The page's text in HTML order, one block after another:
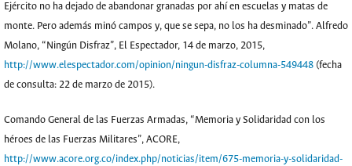
Ejército no ha dejado de abandonar granadas por ahí en escuelas y matas de
monte. Pero además minó campos y, que se sepa, no los ha desminado”. Alfredo
Molano, “Ningún Disfraz”, El Espectador, 14 de marzo, 2015,
http://www.elespectador.com/opinion/ningun-disfraz-columna-549448 (fecha
de consulta: 22 de marzo de 2015).
Comando General de las Fuerzas Armadas, “Memoria y Solidaridad con los
héroes de las Fuerzas Militares”, ACORE,
http://www.acore.org.co/index.php/noticias/item/675-memoria-y-solidaridad-